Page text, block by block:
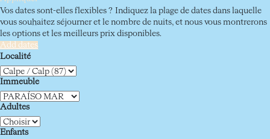
Vos dates sont-elles flexibles ? Indiquez la plage de dates dans laquelle
vous souhaitez séjourner et le nombre de nuits, et nous vous montrerons
les options et les meilleurs prix disponibles.
Add dates
Localité
Immeuble
Adultes
Enfants